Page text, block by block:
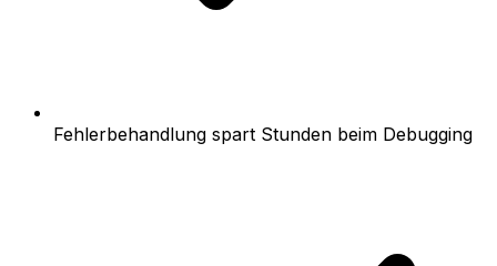
Fehlerbehandlung spart Stunden beim Debugging